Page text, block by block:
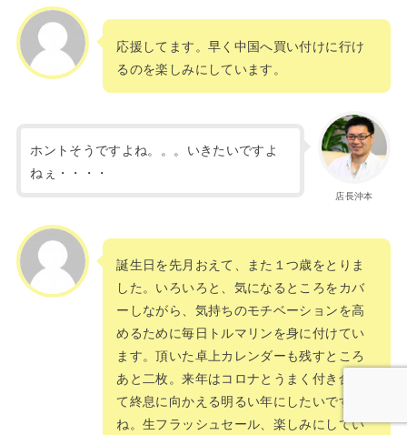
応援してます。早く中国へ買い付けに行け
るのを楽しみにしています。
店長沖本
ホントそうですよね。。。いきたいですよ
ねぇ・・・・
誕生日を先月おえて、また１つ歳をとりま
した。いろいろと、気になるところをカバ
ーしながら、気持ちのモチベーションを高
めるために毎日トルマリンを身に付けてい
ます。頂いた卓上カレンダーも残すところ
あと二枚。来年はコロナとうまく付き合っ
て終息に向かえる明るい年にしたいです
ね。生フラッシュセール、楽しみにしてい